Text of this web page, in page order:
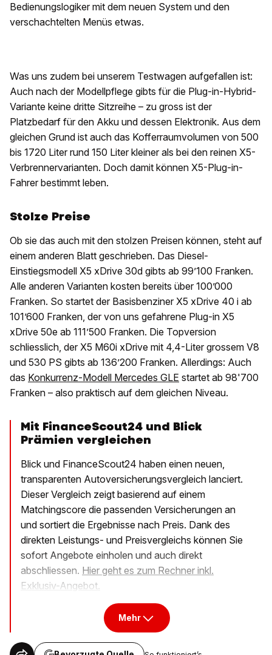
Bedienungslogiker mit dem neuen System und den
verschachtelten Menüs etwas.
Was uns zudem bei unserem Testwagen aufgefallen ist:
Auch nach der Modellpflege gibts für die Plug-in-Hybrid-
Variante keine dritte Sitzreihe – zu gross ist der
Platzbedarf für den Akku und dessen Elektronik. Aus dem
gleichen Grund ist auch das Kofferraumvolumen von 500
bis 1720 Liter rund 150 Liter kleiner als bei den reinen X5-
Verbrennervarianten. Doch damit können X5-Plug-in-
Fahrer bestimmt leben.
Stolze Preise
Ob sie das auch mit den stolzen Preisen können, steht auf
einem anderen Blatt geschrieben. Das Diesel-
Einstiegsmodell X5 xDrive 30d gibts ab 99’100 Franken.
Alle anderen Varianten kosten bereits über 100’000
Franken. So startet der Basisbenziner X5 xDrive 40 i ab
101’600 Franken, der von uns gefahrene Plug-in X5
xDrive 50e ab 111’500 Franken. Die Topversion
schliesslich, der X5 M60i xDrive mit 4,4-Liter grossem V8
und 530 PS gibts ab 136’200 Franken. Allerdings: Auch
das Konkurrenz-Modell Mercedes GLE startet ab 98'700
Franken – also praktisch auf dem gleichen Niveau.
Mit FinanceScout24 und Blick
Prämien vergleichen
Blick und FinanceScout24 haben einen neuen,
transparenten Autoversicherungsvergleich lanciert.
Dieser Vergleich zeigt basierend auf einem
Matchingscore die passenden Versicherungen an
und sortiert die Ergebnisse nach Preis. Dank des
direkten Leistungs- und Preisvergleichs können Sie
sofort Angebote einholen und auch direkt
abschliessen. Hier geht es zum Rechner inkl.
Exklusiv-Angebot.
Mehr